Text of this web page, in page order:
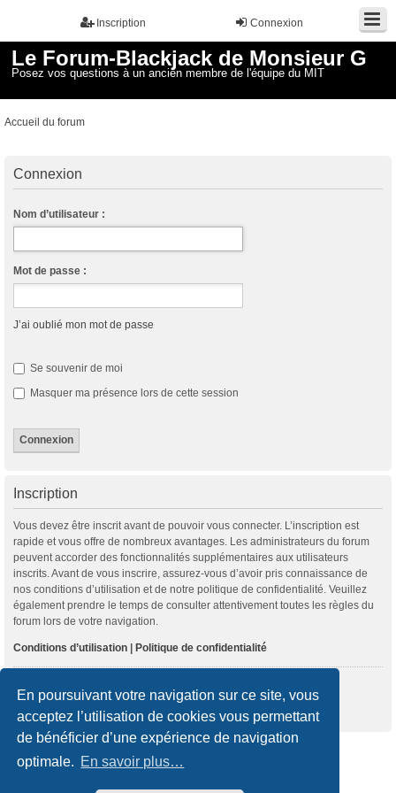
En poursuivant votre navigation sur ce site, vous
acceptez l’utilisation de cookies vous permettant
de bénéficier d’une expérience de navigation
optimale. En savoir plus…
Connexion
Inscription
Le Forum-Blackjack de Monsieur G
Posez vos questions à un ancien membre de l'équipe du MIT
Accueil du forum
Connexion
Nom d’utilisateur :
Mot de passe :
J’ai oublié mon mot de passe
Se souvenir de moi
Masquer ma présence lors de cette session
Inscription
Vous devez être inscrit avant de pouvoir vous connecter. L’inscription est
rapide et vous offre de nombreux avantages. Les administrateurs du forum
peuvent accorder des fonctionnalités supplémentaires aux utilisateurs
inscrits. Avant de vous inscrire, assurez-vous d’avoir pris connaissance de
nos conditions d’utilisation et de notre politique de confidentialité. Veuillez
également prendre le temps de consulter attentivement toutes les règles du
forum lors de votre navigation.
Conditions d’utilisation | Politique de confidentialité
Inscription
Accueil du forum
phpBB® Forum Software © phpBB Limited